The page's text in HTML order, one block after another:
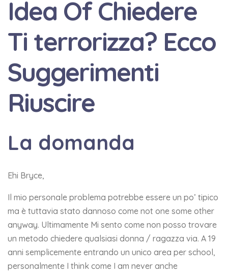
Idea Of Chiedere
Ti terrorizza? Ecco
Suggerimenti
Riuscire
La domanda
Ehi Bryce,
Il mio personale problema potrebbe essere un po’ tipico
ma è tuttavia stato dannoso come not one some other
anyway. Ultimamente Mi sento come non posso trovare
un metodo chiedere qualsiasi donna / ragazza via. A 19
anni semplicemente entrando un unico area per school,
personalmente I think come I am never anche